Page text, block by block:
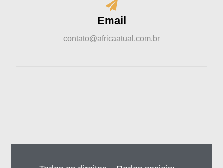
Email
contato@africaatual.com.br